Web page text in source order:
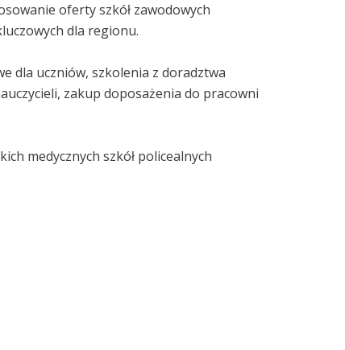
oferty szkół zawodowych
dla regionu.
dla uczniów, szkolenia z doradztwa
zakup doposażenia do pracowni
medycznych szkół policealnych